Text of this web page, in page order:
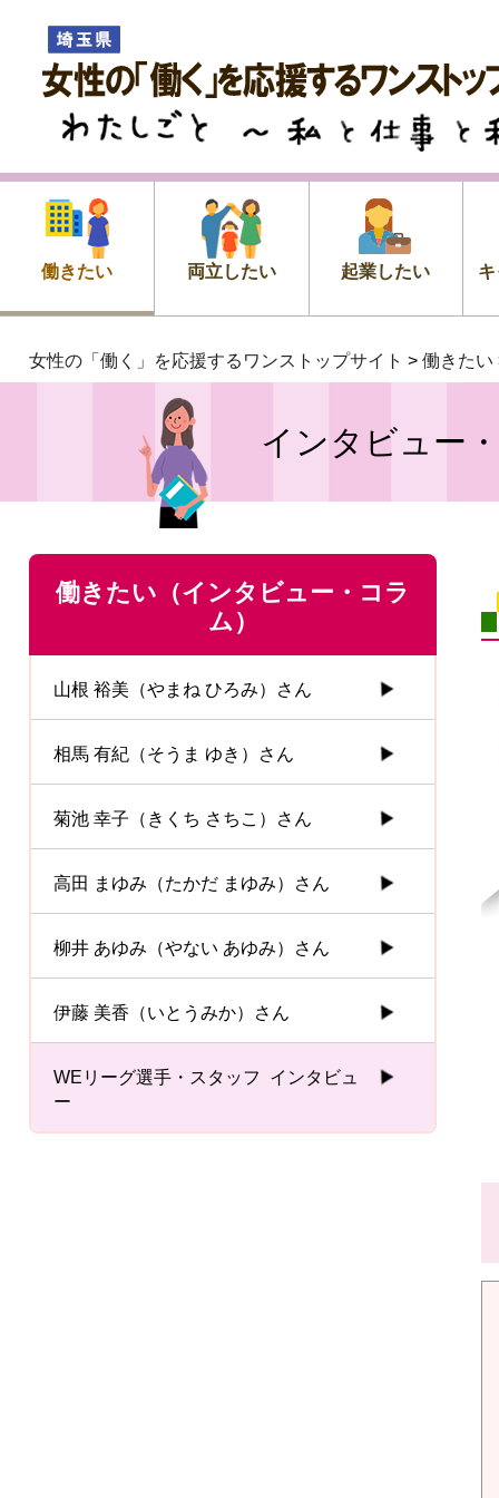
女性の「働く」を応援するワンス
プサイト
わたしごと ～私 と 仕事 と 私
働きたい 両立したい 起業したい
女性の「働く」を応援するワンストップサイト > 働きたい
インタビュー
働きたい（インタビュー・コラ
ム）
山根 裕美（やまね ひろみ）さん
相馬 有紀（そうま ゆき）さん
菊池 幸子（きくち さちこ）さん
高田 まゆみ（たかだ まゆみ）さん
柳井 あゆみ（やない あゆみ）さん
伊藤 美香（いとうみか）さん
WEリーグ選手・スタッフ インタビュ
ー